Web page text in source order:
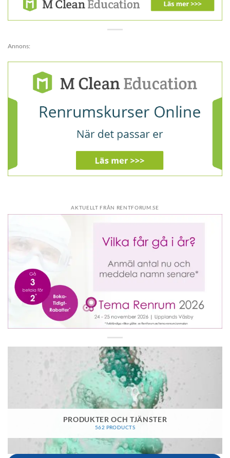
Annons:
AKTUELLT FRÅN RENTFORUM.SE
PRODUKTER OCH TJÄNSTER
562 PRODUCTS